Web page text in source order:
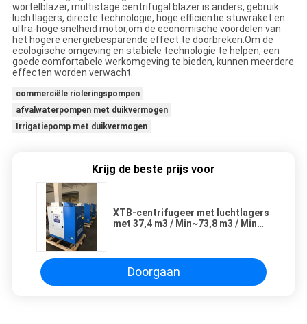
wortelblazer, multistage centrifugal blazer is anders, gebruik
luchtlagers, directe technologie, hoge efficiëntie stuwraket en
ultra-hoge snelheid motor,om de economische voordelen van
het hogere energiebesparende effect te doorbreken.Om de
ecologische omgeving en stabiele technologie te helpen, een
goede comfortabele werkomgeving te bieden, kunnen meerdere
effecten worden verwacht.
commerciële rioleringspompen
afvalwaterpompen met duikvermogen
Irrigatiepomp met duikvermogen
Krijg de beste prijs voor
XTB-centrifugeer met luchtlagers
met 37,4 m3 / Min~73,8 m3 / Min
Doorgaan